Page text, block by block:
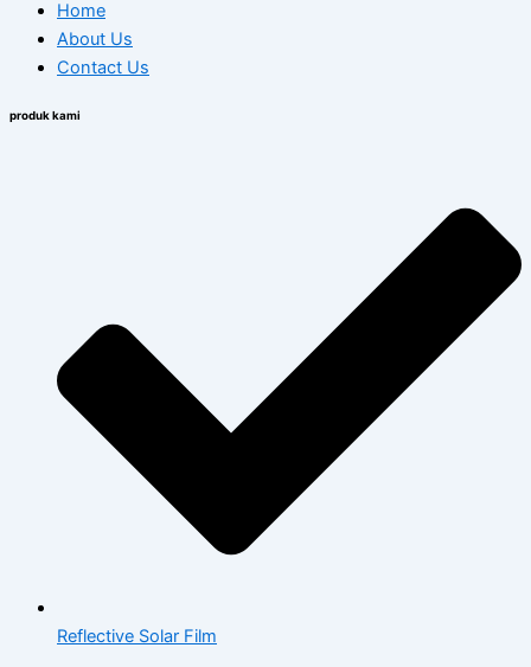
Home
About Us
Contact Us
produk kami
Reflective Solar Film